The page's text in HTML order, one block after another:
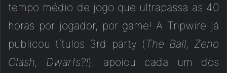
tempo médio de jogo que ultrapassa as 40
horas por jogador, por game! A Tripwire já
publicou títulos 3rd party ( The Ball, Zeno
Clash, Dwarfs?!), apoiou cada um dos